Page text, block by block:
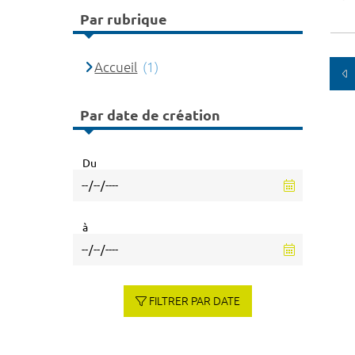
Par rubrique
Accueil (1)
Par date de création
Du
à
FILTRER PAR DATE